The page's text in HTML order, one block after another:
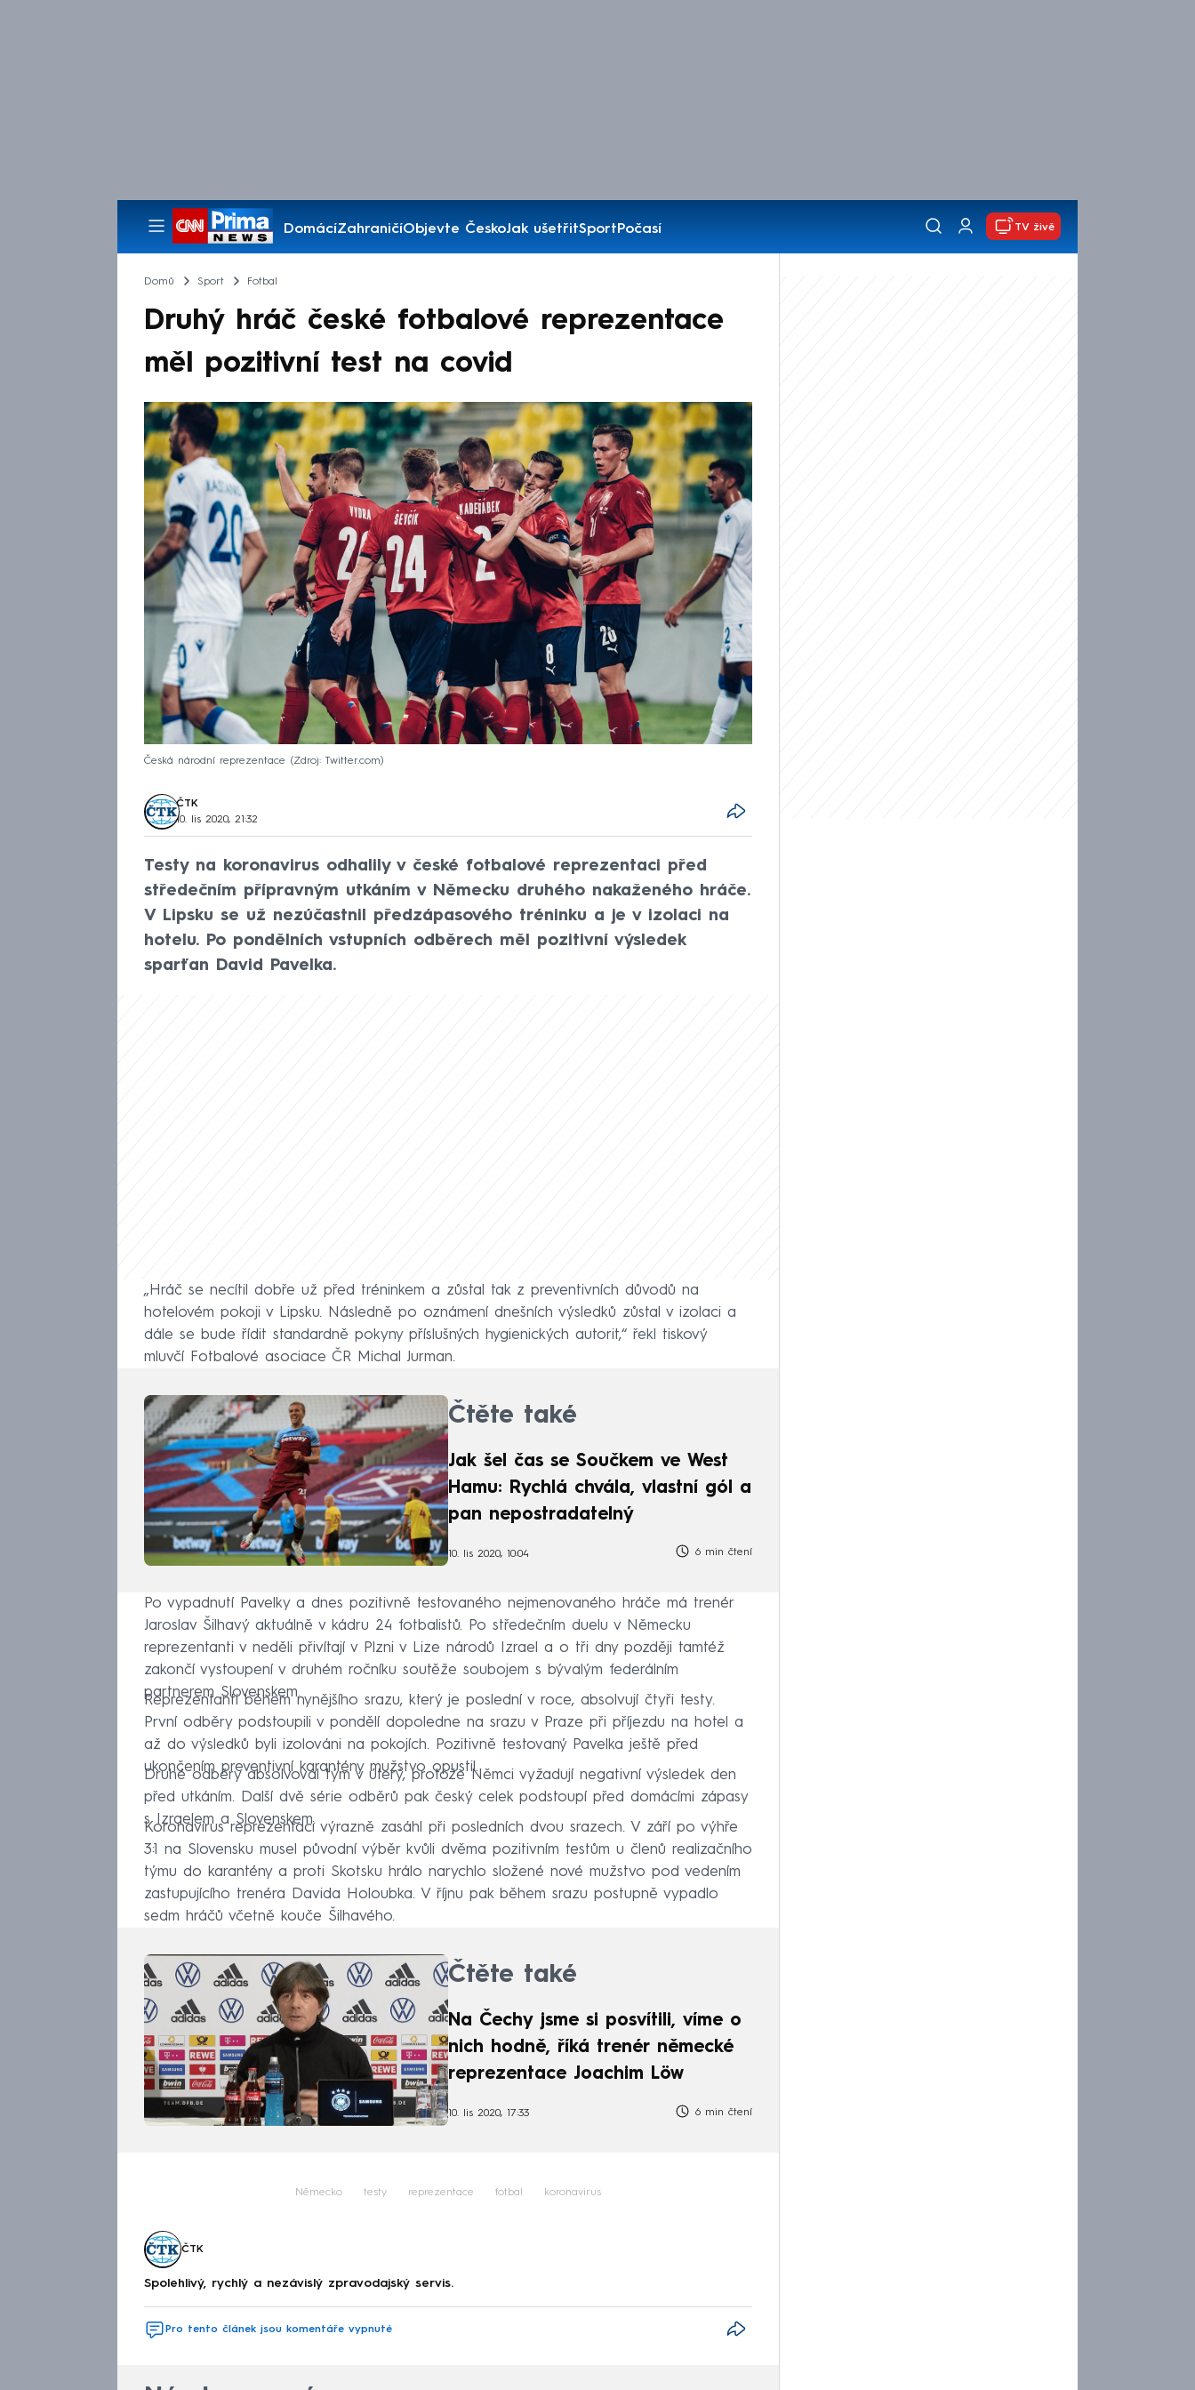
DomácíZahraničíObjevte ČeskoJak ušetřitSportPočasí
Pořady
TV živě
Domů Sport Fotbal
Druhý hráč české fotbalové reprezentace
měl pozitivní test na covid
Česká národní reprezentace Zdroj: Twitter.com
ČTK
10. lis 2020, 21:32
Testy na koronavirus odhalily v české fotbalové reprezentaci před
středečním přípravným utkáním v Německu druhého nakaženého hráče.
V Lipsku se už nezúčastnil předzápasového tréninku a je v izolaci na
hotelu. Po pondělních vstupních odběrech měl pozitivní výsledek
sparťan David Pavelka.
„Hráč se necítil dobře už před tréninkem a zůstal tak z preventivních důvodů na
hotelovém pokoji v Lipsku. Následně po oznámení dnešních výsledků zůstal v izolaci a
dále se bude řídit standardně pokyny příslušných hygienických autorit,“ řekl tiskový
mluvčí Fotbalové asociace ČR Michal Jurman.
Čtěte také
Jak šel čas se Součkem ve West
Hamu: Rychlá chvála, vlastní gól a
pan nepostradatelný
10. lis 2020, 10:04 6 min čtení
Po vypadnutí Pavelky a dnes pozitivně testovaného nejmenovaného hráče má trenér
Jaroslav Šilhavý aktuálně v kádru 24 fotbalistů. Po středečním duelu v Německu
reprezentanti v neděli přivítají v Plzni v Lize národů Izrael a o tři dny později tamtéž
zakončí vystoupení v druhém ročníku soutěže soubojem s bývalým federálním
partnerem Slovenskem.
Reprezentanti během nynějšího srazu, který je poslední v roce, absolvují čtyři testy.
První odběry podstoupili v pondělí dopoledne na srazu v Praze při příjezdu na hotel a
až do výsledků byli izolováni na pokojích. Pozitivně testovaný Pavelka ještě před
ukončením preventivní karantény mužstvo opustil.
Druhé odběry absolvoval tým v úterý, protože Němci vyžadují negativní výsledek den
před utkáním. Další dvě série odběrů pak český celek podstoupí před domácími zápasy
s Izraelem a Slovenskem.
Koronavirus reprezentaci výrazně zasáhl při posledních dvou srazech. V září po výhře
3:1 na Slovensku musel původní výběr kvůli dvěma pozitivním testům u členů realizačního
týmu do karantény a proti Skotsku hrálo narychlo složené nové mužstvo pod vedením
zastupujícího trenéra Davida Holoubka. V říjnu pak během srazu postupně vypadlo
sedm hráčů včetně kouče Šilhavého.
Čtěte také
Na Čechy jsme si posvítili, víme o
nich hodně, říká trenér německé
reprezentace Joachim Löw
10. lis 2020, 17:33 6 min čtení
Německo testy reprezentace fotbal koronavirus
ČTK
Spolehlivý, rychlý a nezávislý zpravodajský servis.
Pro tento článek jsou komentáře vypnuté